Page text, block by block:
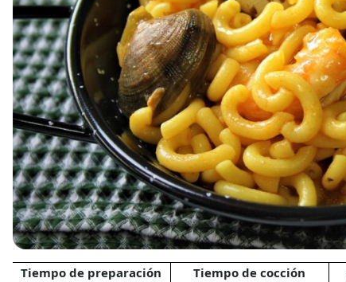
Tiempo de preparación
Tiempo de cocción